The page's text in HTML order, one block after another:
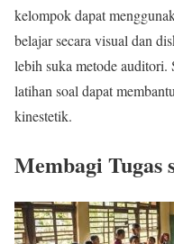
kelompok dapat
belajar secara visual dan
lebih suka metode
latihan soal dapat
kinestetik.
Membagi